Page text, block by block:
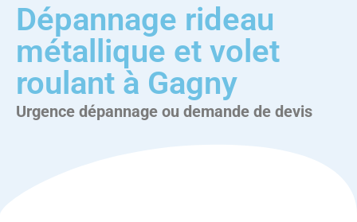
Dépannage rideau
métallique et volet
roulant à Gagny
Urgence dépannage ou demande de devis